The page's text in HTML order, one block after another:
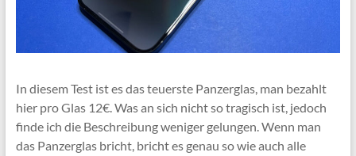
In diesem Test ist es das teuerste Panzerglas, man bezahlt
hier pro Glas 12€. Was an sich nicht so tragisch ist, jedoch
finde ich die Beschreibung weniger gelungen. Wenn man
das Panzerglas bricht, bricht es genau so wie auch alle